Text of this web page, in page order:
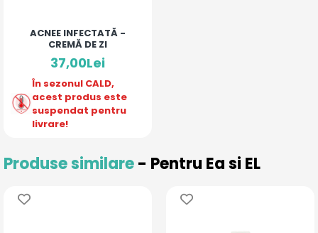
ACNEE INFECTATĂ -
CREMĂ DE ZI
37,00Lei
În sezonul CALD,
acest produs este
suspendat pentru
livrare!
Produse similare- Pentru Ea si EL